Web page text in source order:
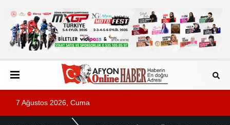
7 Ağustos 2026, Cuma